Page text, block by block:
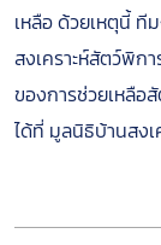
เหลือ ด้วยเหตุนี้
สงเคราะห์สัตว์พิก
ของการช่วยเหลื
ได้ที่ มูลนิธิบ้านสง